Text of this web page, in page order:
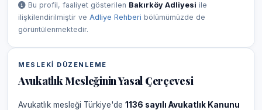
Bu profil, faaliyet gösterilen Bakırköy Adliyesi ile
ilişkilendirilmiştir ve Adliye Rehberi bölümümüzde de
görüntülenmektedir.
MESLEKI DÜZENLEME
Avukatlık Mesleğinin Yasal Çerçevesi
Avukatlık mesleği Türkiye'de 1136 sayılı Avukatlık Kanunu